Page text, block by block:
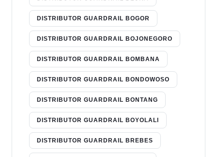
DISTRIBUTOR GUARDRAIL BOGOR
DISTRIBUTOR GUARDRAIL BOJONEGORO
DISTRIBUTOR GUARDRAIL BOMBANA
DISTRIBUTOR GUARDRAIL BONDOWOSO
DISTRIBUTOR GUARDRAIL BONTANG
DISTRIBUTOR GUARDRAIL BOYOLALI
DISTRIBUTOR GUARDRAIL BREBES